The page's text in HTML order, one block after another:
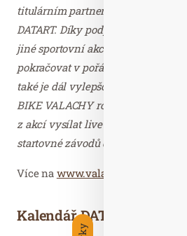
titulárním partnerem, jímž se stal
DATART. Díky podpoře DATARTu
jiné sportovní akce nepřečkaly
pokračovat v pořádání závodů v již
také je dál vylepšovat a rozvíjet.
BIKE VALACHY rozšíříme z
z akcí vysílat live stream a
startovné závodů dětí,“
Více na www.valachytour.cz
Kalendář DATART